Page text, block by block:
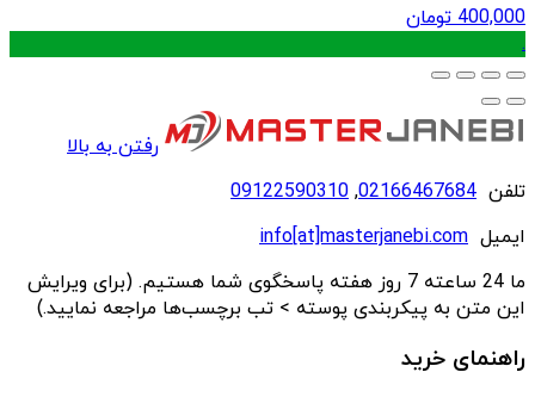
400,000 تومان
.
رفتن به بالا
تلفن 02166467684
,
09122590310
ایمیل info[at]masterjanebi.com
ما 24 ساعته 7 روز هفته پاسخگوی شما هستیم. (برای ویرایش
این متن به پیکربندی پوسته > تب برچسب‌ها مراجعه نمایید.)
راهنمای خرید